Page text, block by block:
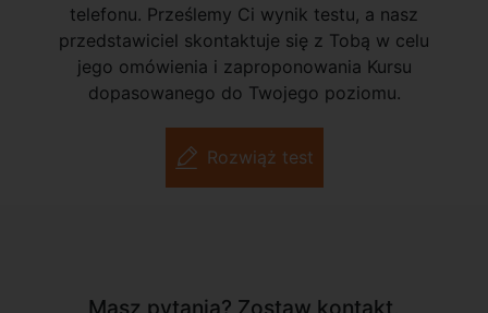
telefonu. Prześlemy Ci wynik testu, a nasz
przedstawiciel skontaktuje się z Tobą w celu
jego omówienia i zaproponowania Kursu
dopasowanego do Twojego poziomu.
Rozwiąż test
Masz pytania? Zostaw kontakt,